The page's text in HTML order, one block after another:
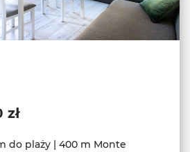
zł
do plaży | 400 m Monte